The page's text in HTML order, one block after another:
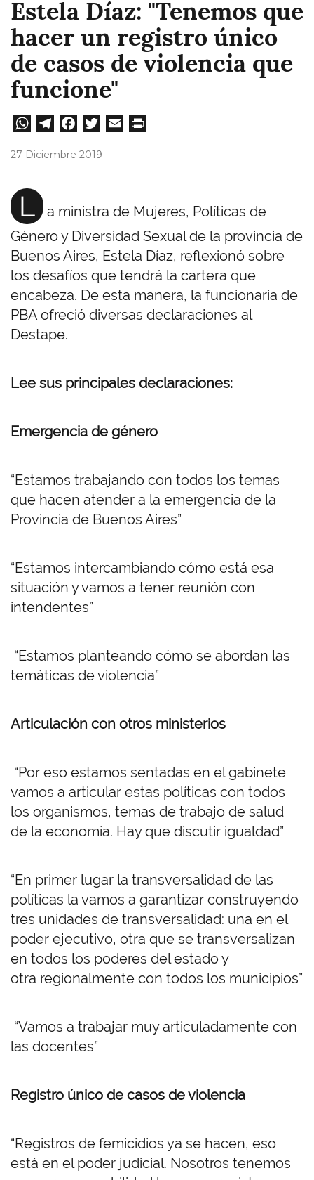
Estela Díaz: "Tenemos que
hacer un registro único
de casos de violencia que
funcione"
W
A
pp
Te
m
Fa
27 Diciembre 2019
L
a ministra de Mujeres, Políticas de
Género y Diversidad Sexual de la provincia de
Buenos Aires, Estela Díaz, reflexionó sobre
los desafíos que tendrá la cartera que
encabeza. De esta manera, la funcionaria de
PBA ofreció diversas declaraciones al
Destape.
Lee sus principales declaraciones:
Emergencia de género
“Estamos trabajando con todos los temas
que hacen atender a la emergencia de la
Provincia de Buenos Aires”
“Estamos intercambiando cómo está esa
situación y vamos a tener reunión con
intendentes”
“Estamos planteando cómo se abordan las
temáticas de violencia”
Articulación con otros ministerios
“Por eso estamos sentadas en el gabinete
vamos a articular estas políticas con todos
los organismos, temas de trabajo de salud
de la economía. Hay que discutir igualdad”
“En primer lugar la transversalidad de las
políticas la vamos a garantizar construyendo
tres unidades de transversalidad: una en el
poder ejecutivo, otra que se transversalizan
en todos los poderes del estado y
otra regionalmente con todos los municipios”
“Vamos a trabajar muy articuladamente con
las docentes”
Registro único de casos de violencia
“Registros de femicidios ya se hacen, eso
está en el poder judicial. Nosotros tenemos